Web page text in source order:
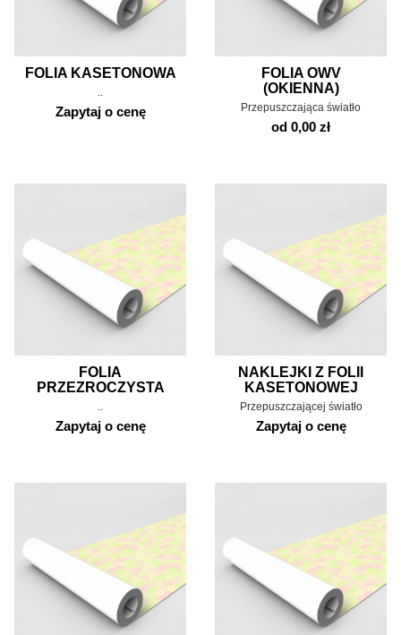
FOLIA KASETONOWA
Zapytaj o cenę
FOLIA OWV
(OKIENNA)
Przepuszczająca światło
od 0,00 zł
FOLIA
PRZEZROCZYSTA
Zapytaj o cenę
NAKLEJKI Z FOLII
KASETONOWEJ
Przepuszczającej światło
Zapytaj o cenę